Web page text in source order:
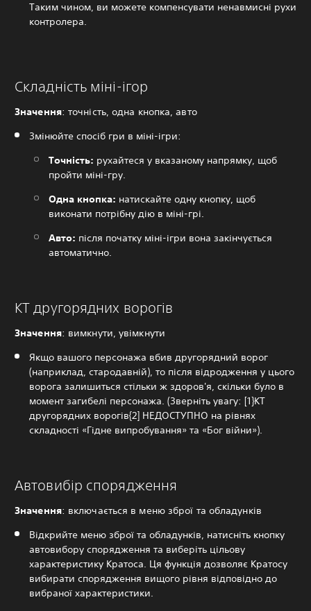
Таким чином, ви можете компенсувати ненавмисні рухи
контролера.
Складність міні-ігор
Значення: точність, одна кнопка, авто
Змінюйте спосіб гри в міні-ігри:‎
Точність: рухайтеся у вказаному напрямку, щоб
пройти міні-гру.
Одна кнопка: натискайте одну кнопку, щоб
виконати потрібну дію в міні-грі.
Авто: після початку міні-ігри вона закінчується
автоматично.
КТ другорядних ворогів
Значення: вимкнути, увімкнути
Якщо вашого персонажа вбив другорядний ворог
(наприклад, стародавній), то після відродження у цього
ворога залишиться стільки ж здоров'я, скільки було в
момент загибелі персонажа. ‎‎(Зверніть увагу: [1}КТ
другорядних ворогів{2] НЕДОСТУПНО на рівнях
складності «Гідне випробування» та «Бог війни»).
Автовибір спорядження
Значення: включається в меню зброї та обладунків
Відкрийте меню зброї та обладунків, натисніть кнопку
автовибору спорядження та виберіть цільову
характеристику Кратоса. Ця функція дозволяє Кратосу
вибирати спорядження вищого рівня відповідно до
вибраної характеристики.